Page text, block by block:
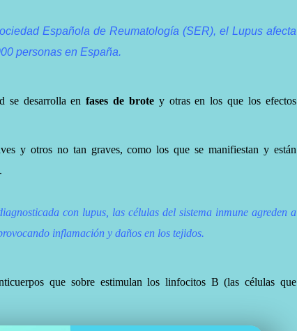
Española de Reumatología (SER), el Lupus afecta
personas en España.
se desarrolla enfases de brotey otras en los que los efectos
y otros no tan graves, como los que se manifiestan y están
con lupus, las células del sistema inmune agreden a
inflamación y daños en los tejidos.
que sobre estimulan los linfocitos B (las células que